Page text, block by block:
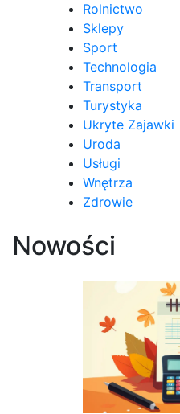
Rolnictwo
Sklepy
Sport
Technologia
Transport
Turystyka
Ukryte Zajawki
Uroda
Usługi
Wnętrza
Zdrowie
Nowości